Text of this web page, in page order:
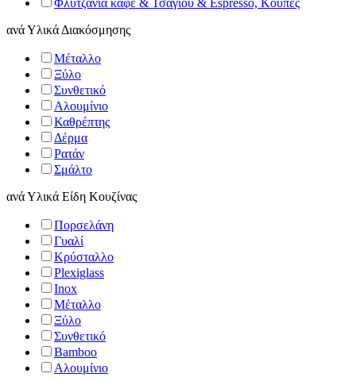
Φλυτζάνια καφέ & Τσαγιού & Espresso, Κούπες
ανάΥλικά Διακόσμησης
Μέταλλο
Ξύλο
Συνθετικό
Αλουμίνιο
Καθρέπτης
Δέρμα
Ρατάν
Σμάλτο
ανάΥλικά Είδη Κουζίνας
Πορσελάνη
Γυαλί
Κρύσταλλο
Plexiglass
Inox
Μέταλλο
Ξύλο
Συνθετικό
Bamboo
Αλουμίνιο